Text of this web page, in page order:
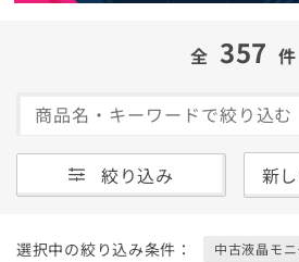
全 357 件
絞り込み
選択中の絞り込み条件： 中古液晶モ